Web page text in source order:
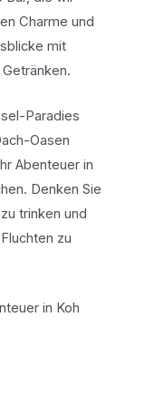
Charme und
mit
Paradies
Oasen
Abenteuer in
Denken Sie
trinken und
zu
in Koh